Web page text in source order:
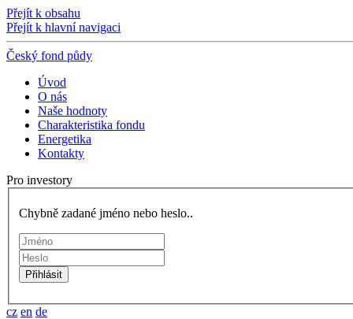
Přejít k obsahu
Přejít k hlavní navigaci
Český fond půdy
Úvod
O nás
Naše hodnoty
Charakteristika fondu
Energetika
Kontakty
Pro investory
Chybně zadané jméno nebo heslo..
cz en de